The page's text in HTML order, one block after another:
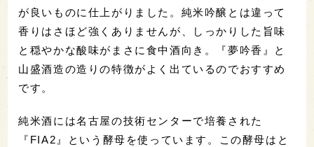
が良いものに仕上がりました。純米吟醸とは違って
香りはさほど強くありませんが、しっかりした旨味
と穏やかな酸味がまさに食中酒向き。『夢吟香』と
山盛酒造の造りの特徴がよく出ているのでおすすめ
です。
純米酒には名古屋の技術センターで培養された
『FIA2』という酵母を使っています。この酵母はと